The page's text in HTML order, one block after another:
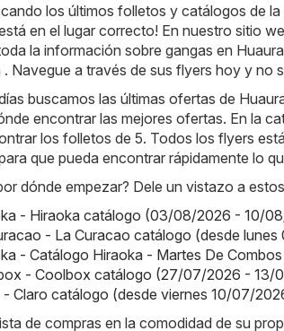
los últimos folletos y catálogos de
en el lugar correcto! En nuestro sitio
la información sobre gangas en
Navegue a través de sus flyers hoy y no
buscamos las últimas ofertas de
encontrar las mejores ofertas. En la
los folletos de 5. Todos los flyers
que pueda encontrar rápidamente lo
dónde empezar? Dele un vistazo a
- Hiraoka catálogo (03/08/2026 - 10/
- La Curacao catálogo (desde
- Catálogo Hiraoka - Martes De
- Coolbox catálogo (27/07/2026 - 13/
- Claro catálogo (desde viernes 10/07/
de compras en la comodidad de su